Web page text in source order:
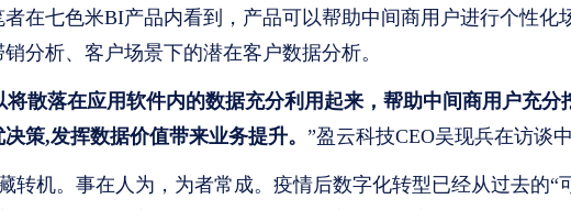
在七色米BI产品内看到，产品可以帮助中间商用户进行个性化
分析、客户场景下的潜在客户数据分析。
将散落在应用软件内的数据充分利用起来，帮助中间商用户充分
策,发挥数据价值带来业务提升。 ”盈云科技CEO吴现兵在访谈中
转机。事在人为，为者常成。疫情后数字化转型已经从过去的“